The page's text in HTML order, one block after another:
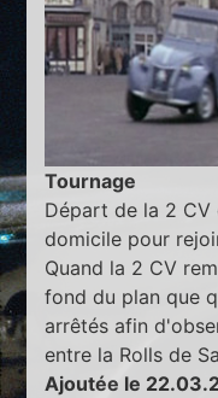
Tournage
Départ de la 2 CV
domicile pour
Quand la 2 CV
fond du plan que
arrêtés afin
entre la Rolls de
Ajoutée le